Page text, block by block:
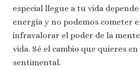
especial llegue a tu vida
energía y no podemos cometer
infravalorar el poder de la
vida. Sé el cambio que quieres
sentimental.